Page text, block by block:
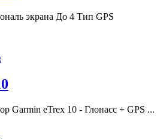
экрана До 4 Тип GPS
Garmin eTrex 10 - Глонасс + GPS ...